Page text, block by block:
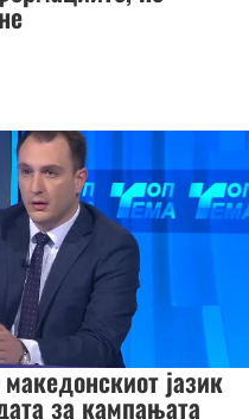
јазик
за кампањата